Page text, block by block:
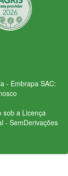
- Embrapa SAC:
sob a Licença
- SemDerivações